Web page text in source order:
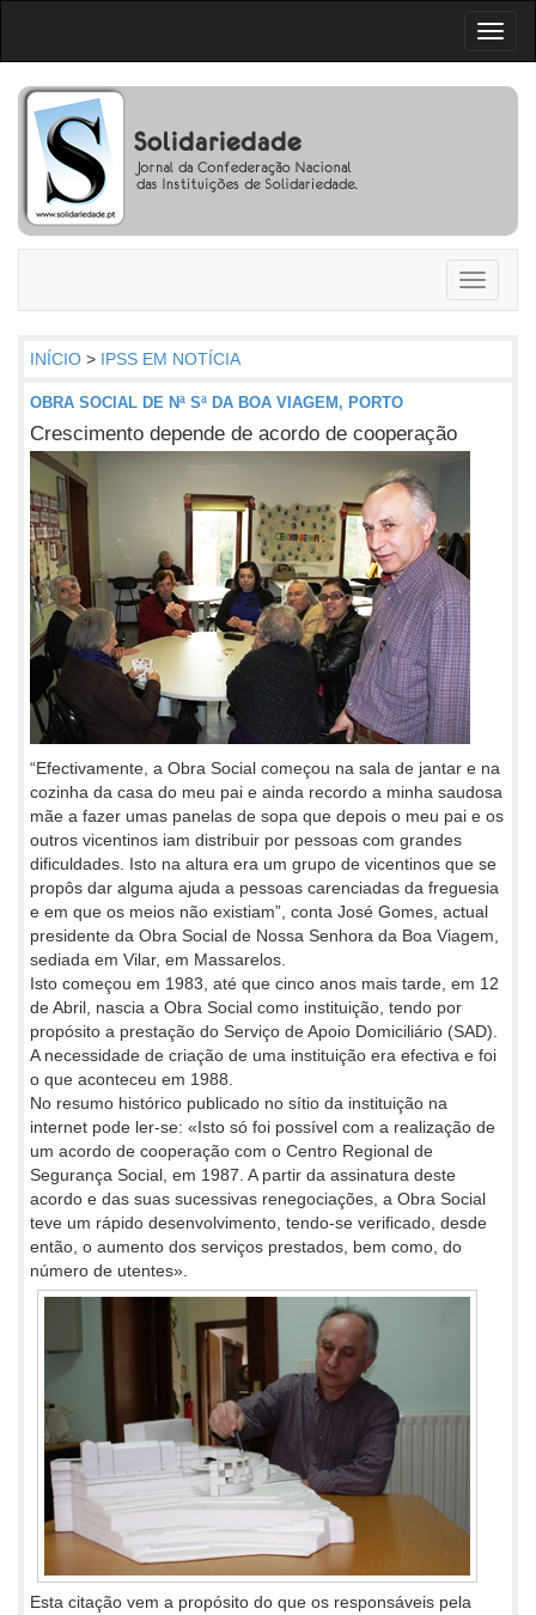
Toggle
INÍCIO > IPSS EM NOTÍCIA
OBRA SOCIAL DE Nª Sª DA BOA VIAGEM, PORTO
Crescimento depende de acordo de cooperação
“Efectivamente, a Obra Social começou na sala de jantar e na
cozinha da casa do meu pai e ainda recordo a minha saudosa
mãe a fazer umas panelas de sopa que depois o meu pai e os
outros vicentinos iam distribuir por pessoas com grandes
dificuldades. Isto na altura era um grupo de vicentinos que se
propôs dar alguma ajuda a pessoas carenciadas da freguesia
e em que os meios não existiam”, conta José Gomes, actual
presidente da Obra Social de Nossa Senhora da Boa Viagem,
sediada em Vilar, em Massarelos.
Isto começou em 1983, até que cinco anos mais tarde, em 12
de Abril, nascia a Obra Social como instituição, tendo por
propósito a prestação do Serviço de Apoio Domiciliário (SAD).
A necessidade de criação de uma instituição era efectiva e foi
o que aconteceu em 1988.
No resumo histórico publicado no sítio da instituição na
internet pode ler-se: «Isto só foi possível com a realização de
um acordo de cooperação com o Centro Regional de
Segurança Social, em 1987. A partir da assinatura deste
acordo e das suas sucessivas renegociações, a Obra Social
teve um rápido desenvolvimento, tendo-se verificado, desde
então, o aumento dos serviços prestados, bem como, do
número de utentes».
Esta citação vem a propósito do que os responsáveis pela